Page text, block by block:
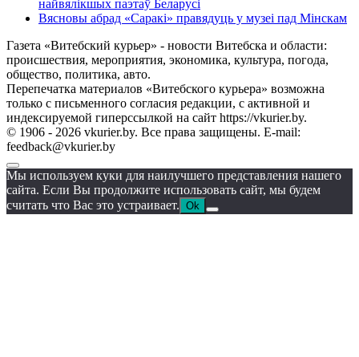
найвялікшых паэтаў Беларусі
Вясновы абрад «Саракі» правядуць у музеі пад Мінскам
Газета «Витебский курьер» - новости Витебска и области:
происшествия, мероприятия, экономика, культура, погода,
общество, политика, авто.
Перепечатка материалов «Витебского курьера» возможна
только с письменного согласия редакции, с активной и
индексируемой гиперссылкой на сайт https://vkurier.by.
© 1906 - 2026 vkurier.by. Все права защищены. E-mail:
feedback@vkurier.by
Мы используем куки для наилучшего представления нашего
сайта. Если Вы продолжите использовать сайт, мы будем
считать что Вас это устраивает. Ok